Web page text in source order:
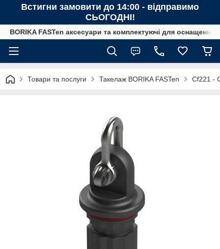
Встигни замовити до 14:00 - відправимо
СЬОГОДНІ!
BORIKA FASTen аксесуари та комплектуючі для оснащення
Товари та послуги Такелаж BORIKA FASTen Cf221 -